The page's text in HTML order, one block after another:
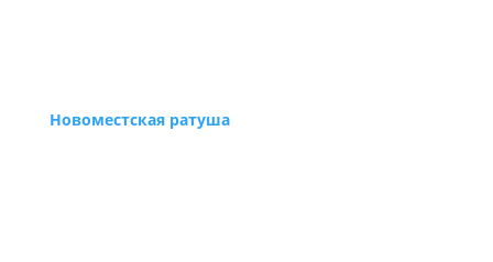
Новоместская ратуша